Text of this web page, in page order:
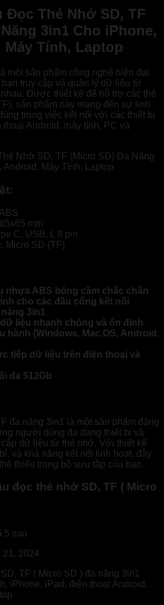
Thẻ Nhớ SD, TF
3in1 Cho iPhone,
Tính, Laptop
một sản phẩm công nghệ hiện đại
truy cập và quản lý dữ liệu từ
Được thiết kế để hỗ trợ các thẻ
sản phẩm này mang đến sự linh
trong việc kết nối với các thiết bị
Android, máy tính, PC và
mm
C, USB, L 8 pin
Micro SD (TF)
nhựa ABS bóng cầm chắc chắn
cho các đầu cổng kết nối
3in1
liệu nhanh chóng và ổn định
hành (Windows, Mac.OS, Android,
tiếp dữ liệu trên điện thoại và
đa 512Gb
đa năng 3in1 là một sản phẩm đáng
người dùng đa dạng thiết bị và
dữ liệu từ thẻ nhớ. Với thiết kế
và khả năng kết nối linh hoạt, đây
thiếu trong bộ sưu tập của bạn.
đọc thẻ nhớ SD, TF ( Micro
5 sao
21, 2024
TF ( Micro SD ) đa năng 3in1
iPhone, iPad, điện thoại Android,